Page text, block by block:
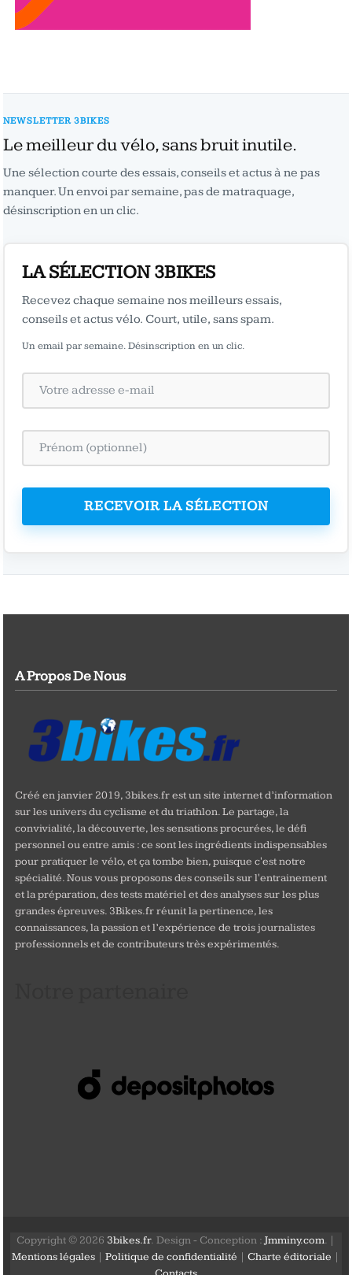
NEWSLETTER 3BIKES
Le meilleur du vélo, sans bruit inutile.
Une sélection courte des essais, conseils et actus à ne pas
manquer. Un envoi par semaine, pas de matraquage,
désinscription en un clic.
LA SÉLECTION 3BIKES
Recevez chaque semaine nos meilleurs essais,
conseils et actus vélo. Court, utile, sans spam.
Un email par semaine. Désinscription en un clic.
RECEVOIR LA SÉLECTION
A Propos De Nous
Créé en janvier 2019, 3bikes.fr est un site internet d’information
sur les univers du cyclisme et du triathlon. Le partage, la
convivialité, la découverte, les sensations procurées, le défi
personnel ou entre amis : ce sont les ingrédients indispensables
pour pratiquer le vélo, et ça tombe bien, puisque c'est notre
spécialité. Nous vous proposons des conseils sur l'entrainement
et la préparation, des tests matériel et des analyses sur les plus
grandes épreuves. 3Bikes.fr réunit la pertinence, les
connaissances, la passion et l’expérience de trois journalistes
professionnels et de contributeurs très expérimentés.
Copyright © 2026 3bikes.fr. Design - Conception :Jmminy.com. |
Mentions légales |Politique de confidentialité |Charte éditoriale